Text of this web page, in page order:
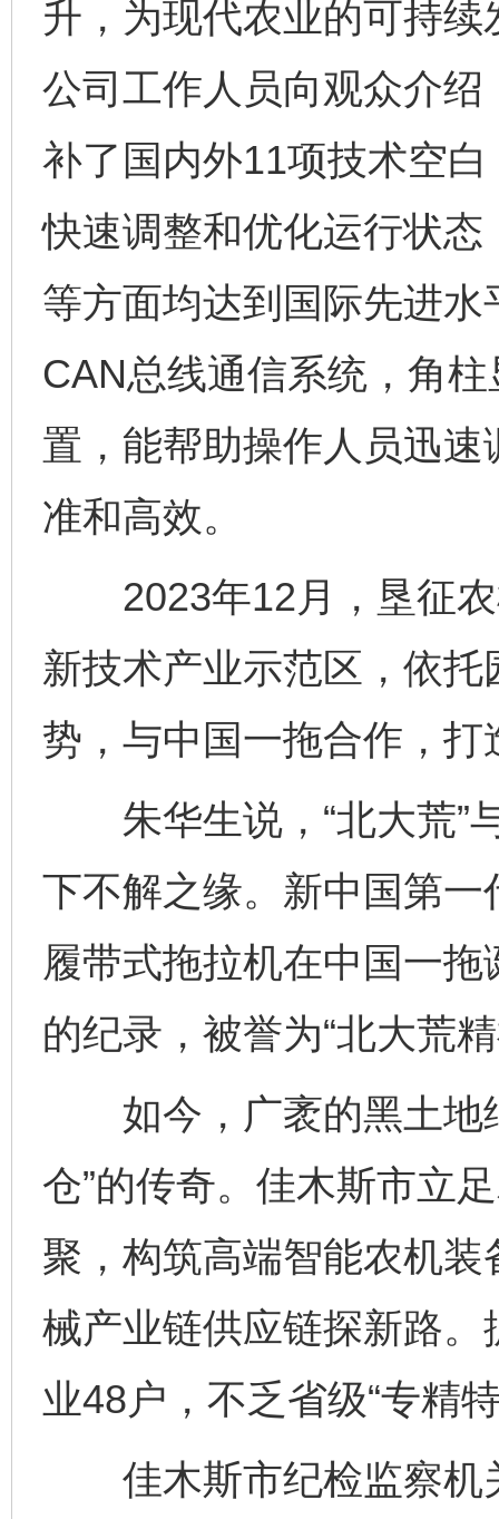
升，为现代农业的可持
公司工作人员向观众介
补了国内外11项技术空
快速调整和优化运行状
等方面均达到国际先进
CAN总线通信系统，角
置，能帮助操作人员迅
准和高效。
2023年12月，垦征农
新技术产业示范区，依
势，与中国一拖合作，打
朱华生说，“北大荒”与
下不解之缘。新中国第
履带式拖拉机在中国一
的纪录，被誉为“北大荒
如今，广袤的黑土地继
仓”的传奇。佳木斯市立
聚，构筑高端智能农机
械产业链供应链探新路
业48户，不乏省级“专精
佳木斯市纪检监察机